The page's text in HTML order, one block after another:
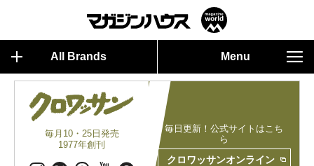
All Brands Menu
毎月10・25日発売
1977年創刊
毎日更新！公式サイトはこち
ら
クロワッサンオンライン